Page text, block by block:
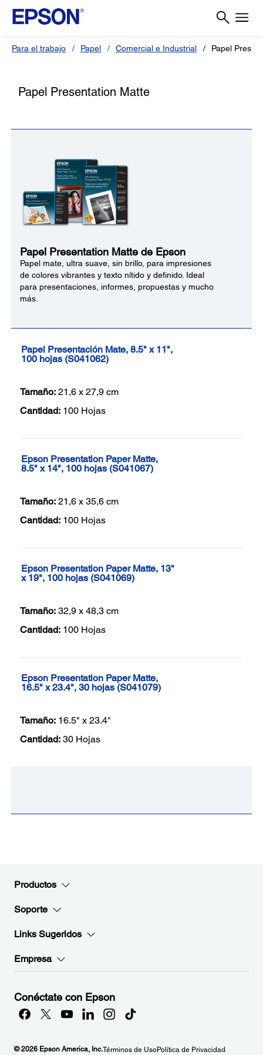
Para el trabajo Papel Comercial e Industrial Papel
Papel Presentation Matte
Papel Presentation Matte de Epson
Papel mate, ultra suave, sin brillo, para impresiones
de colores vibrantes y texto nítido y definido. Ideal
para presentaciones, informes, propuestas y mucho
más.
Papel Presentación Mate, 8.5" x 11",
100 hojas (S041062)
Tamaño: 21,6 x 27,9 cm
Cantidad: 100 Hojas
Epson Presentation Paper Matte,
8.5" x 14", 100 hojas (S041067)
Tamaño: 21,6 x 35,6 cm
Cantidad: 100 Hojas
Epson Presentation Paper Matte, 13"
x 19", 100 hojas (S041069)
Tamaño: 32,9 x 48,3 cm
Cantidad: 100 Hojas
Epson Presentation Paper Matte,
16.5" x 23.4", 30 hojas (S041079)
Tamaño: 16.5" x 23.4"
Cantidad: 30 Hojas
Productos
Soporte
Links Sugeridos
Empresa
Conéctate con Epson
© 2026 Epson America, Inc.Términos de UsoPolítica de Privacidad